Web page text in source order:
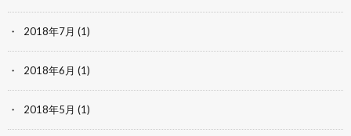
2018年7月 (1)
2018年6月 (1)
2018年5月 (1)